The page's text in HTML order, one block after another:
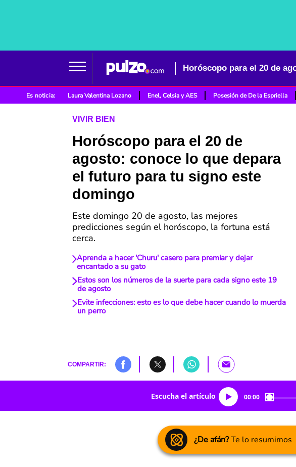
Es noticia: Laura Valentina Lozano Enel, Celsia y AES Posesión de De la Espriella
VIVIR BIEN
Horóscopo para el 20 de
agosto: conoce lo que depara
el futuro para tu signo este
domingo
Este domingo 20 de agosto, las mejores
predicciones según el horóscopo, la fortuna está
cerca.
Aprenda a hacer 'Churu' casero para premiar y dejar
encantado a su gato
Estos son los números de la suerte para cada signo este 19
de agosto
Evite infecciones: esto es lo que debe hacer cuando lo muerda
un perro
COMPARTIR:
Escucha el artículo 00:00
¿De afán?Te lo resumimos